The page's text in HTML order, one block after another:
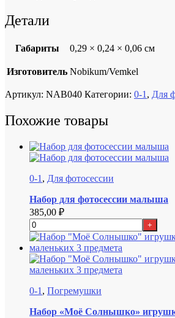
Детали
Габариты 0,29 × 0,24 × 0,06 см
Изготовитель Nobikum/Vemkel
Артикул: NAB040 Категории: 0-1 , Для
Похожие товары
0-1 , Для фотосессии
Набор для фотосессии малыша
385,00 ₽
+
0-1 , Погремушки
Набор «Моё Солнышко»